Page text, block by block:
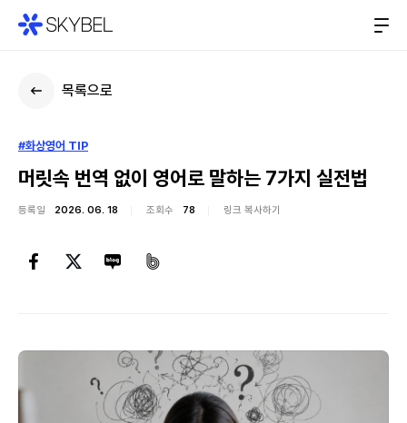
목록으로
#화상영어 TIP
머릿속 번역 없이 영어로 말하는 7가지 실전법
등록일 2026. 06. 18 조회수 78 링크 복사하기